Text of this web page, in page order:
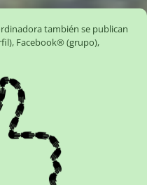
también se publican
, Facebook® (grupo),